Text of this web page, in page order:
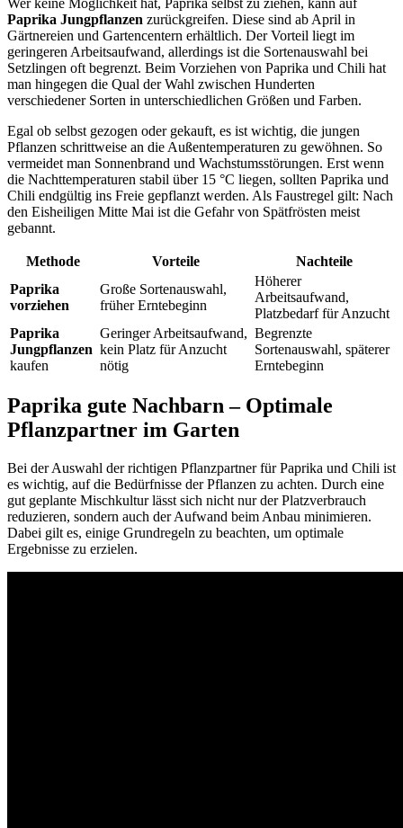
Paprika Jungpflanzen zurückgreifen. Diese sind ab April in
Gärtnereien und Gartencentern erhältlich. Der Vorteil liegt im
geringeren Arbeitsaufwand, allerdings ist die Sortenauswahl bei
Setzlingen oft begrenzt. Beim Vorziehen von Paprika und Chili hat
man hingegen die Qual der Wahl zwischen Hunderten
verschiedener Sorten in unterschiedlichen Größen und Farben.
Egal ob selbst gezogen oder gekauft, es ist wichtig, die jungen
Pflanzen schrittweise an die Außentemperaturen zu gewöhnen. So
vermeidet man Sonnenbrand und Wachstumsstörungen. Erst wenn
die Nachttemperaturen stabil über 15 °C liegen, sollten Paprika und
Chili endgültig ins Freie gepflanzt werden. Als Faustregel gilt: Nach
den Eisheiligen Mitte Mai ist die Gefahr von Spätfrösten meist
gebannt.
Methode Vorteile
Nachteile
Paprika
vorziehen
Große Sortenauswahl,
früher Erntebeginn
Höherer
Arbeitsaufwand,
Platzbedarf für Anzucht
Paprika
Jungpflanzen
kaufen
Geringer Arbeitsaufwand,
kein Platz für Anzucht
nötig
Begrenzte
Sortenauswahl, späterer
Erntebeginn
Paprika gute Nachbarn – Optimale
Pflanzpartner im Garten
Bei der Auswahl der richtigen Pflanzpartner für Paprika und Chili ist
es wichtig, auf die Bedürfnisse der Pflanzen zu achten. Durch eine
gut geplante Mischkultur lässt sich nicht nur der Platzverbrauch
reduzieren, sondern auch der Aufwand beim Anbau minimieren.
Dabei gilt es, einige Grundregeln zu beachten, um optimale
Ergebnisse zu erzielen.